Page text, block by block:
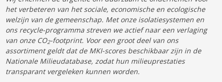
het verbeteren van het sociale, economische en ecologische
welzijn van de gemeenschap. Met onze isolatiesystemen en
ons recycle-programma streven we actief naar een verlaging
van onze CO2-footprint. Voor een groot deel van ons
assortiment geldt dat de MKI-scores beschikbaar zijn in de
Nationale Milieudatabase, zodat hun milieuprestaties
transparant vergeleken kunnen worden.